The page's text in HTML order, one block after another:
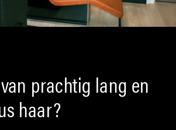
prachtig lang en
haar?